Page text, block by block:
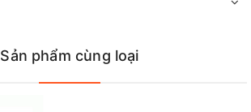
Sản phẩm cùng loại